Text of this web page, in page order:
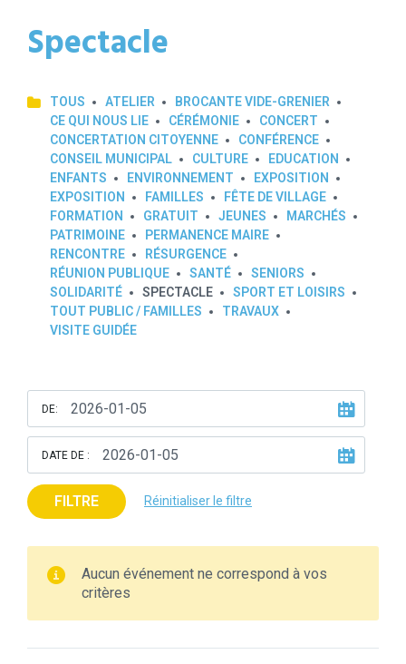
Spectacle
TOUS ATELIER
BROCANTE VIDE-GRENIER
CE QUI NOUS LIE
CÉRÉMONIE
CONCERT
CONCERTATION CITOYENNE
CONFÉRENCE
CONSEIL MUNICIPAL
CULTURE
EDUCATION
ENFANTS
ENVIRONNEMENT
EXPOSITION
EXPOSITION
FAMILLES
FÊTE DE VILLAGE
FORMATION
GRATUIT JEUNES
MARCHÉS
PATRIMOINE
PERMANENCE MAIRE
RENCONTRE
RÉSURGENCE
RÉUNION PUBLIQUE
SANTÉ
SENIORS
SOLIDARITÉ
SPECTACLE
SPORT ET LOISIRS
TOUT PUBLIC / FAMILLES
TRAVAUX
VISITE GUIDÉE
DE:
DATE DE :
FILTRE Réinitialiser le filtre
Aucun événement ne correspond à vos
critères